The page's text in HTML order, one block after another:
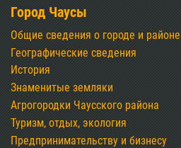
Город Чаусы
Общие сведения о городе и районе
Географические сведения
История
Знаменитые земляки
Агрогородки Чаусского района
Туризм, отдых, экология
Предпринимательству и бизнесу